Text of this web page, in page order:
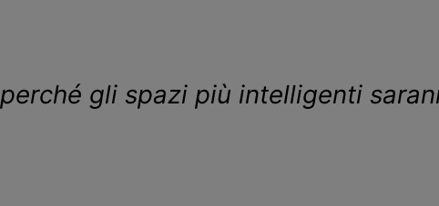
perché gli spazi più intelligenti